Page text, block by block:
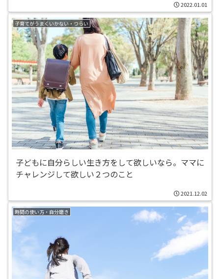
2022.01.01
子育てがうまくいかない・つらい
子どもに自分らしい生き方をして欲しいなら。ママに
チャレンジして欲しい２つのこと
2021.12.02
時間の使い方・自分磨き